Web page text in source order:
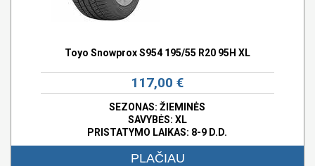
Toyo Snowprox S954 195/55 R20 95H XL
117,00 €
SEZONAS: ŽIEMINĖS
SAVYBĖS: XL
PRISTATYMO LAIKAS: 8-9 D.D.
PLAČIAU